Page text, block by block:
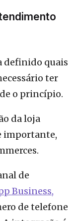
definido quais
ter
o princípio.
da loja
importante,
de
Business,
de telefone